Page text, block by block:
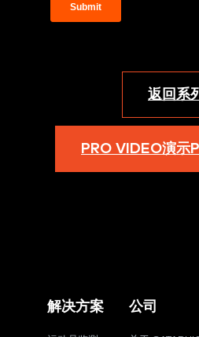
返回系
PRO VIDEO演示
解决方案 公司